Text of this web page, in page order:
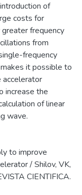
бакалавриата и
и развитие у
к осознанному
в институтах
и высшего
высокого
подготовки
и школ-
за счет
и
of
costs for
greater frequency
from
frequency
it possible to
increase the
of linear
wave.
to improve
/ Shilov, VK,
CIENTIFICA.